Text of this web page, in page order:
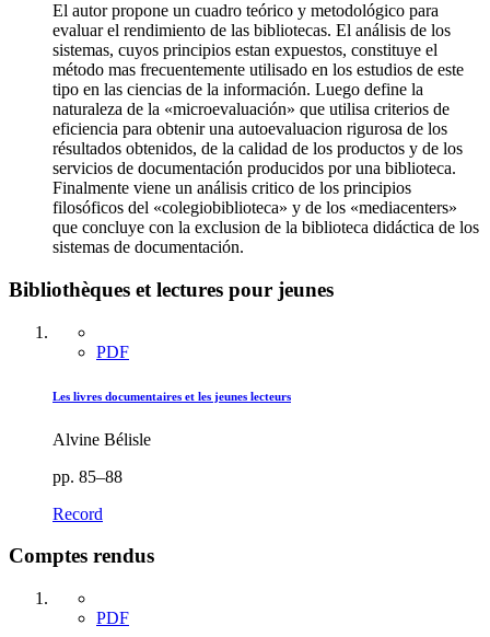
El autor propone un cuadro teórico y metodológico para
evaluar el rendimiento de las bibliotecas. El análisis de los
sistemas, cuyos principios estan expuestos, constituye el
método mas frecuentemente utilisado en los estudios de este
tipo en las ciencias de la información. Luego define la
naturaleza de la «microevaluación» que utilisa criterios de
eficiencia para obtenir una autoevaluacion rigurosa de los
résultados obtenidos, de la calidad de los productos y de los
servicios de documentación producidos por una biblioteca.
Finalmente viene un análisis critico de los principios
filosóficos del «colegiobiblioteca» y de los «mediacenters»
que concluye con la exclusion de la biblioteca didáctica de los
sistemas de documentación.
Bibliothèques et lectures pour jeunes
PDF
Les livres documentaires et les jeunes lecteurs
Alvine Bélisle
pp. 85–88
Record
Comptes rendus
PDF